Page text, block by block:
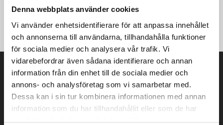
Denna webbplats använder cookies
Vi använder enhetsidentifierare för att anpassa innehållet
och annonserna till användarna, tillhandahålla funktioner
för sociala medier och analysera vår trafik. Vi
vidarebefordrar även sådana identifierare och annan
information från din enhet till de sociala medier och
annons- och analysföretag som vi samarbetar med.
Dessa kan i sin tur kombinera informationen med annan
information som du har tillhandahållit eller som de har
samlat in när du har använt deras tjänster.
peak ·Stitched ventilation eyelets ·Self fabric strap with brass
effect buckle ·TearAway label for ease of rebranding ·Also
available in adult size B655 (067.69).
Prisuppgift på mailen?
Kontakta oss här för att få förslag på produkt och pris över
mailen.
Det går också utmärkt att bara ställa frågor!